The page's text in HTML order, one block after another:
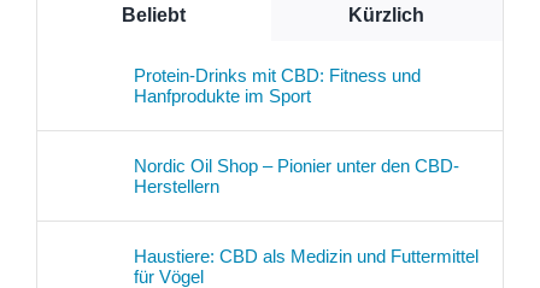
Beliebt Kürzlich
Protein-Drinks mit CBD: Fitness und
Hanfprodukte im Sport
Nordic Oil Shop – Pionier unter den CBD-
Herstellern
Haustiere: CBD als Medizin und Futtermittel
für Vögel